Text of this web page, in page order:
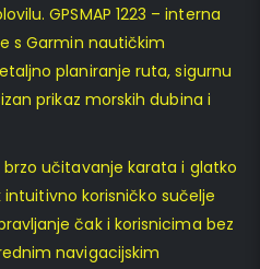
GPSMAP 1223 – interna
s Garmin nautičkim
planiranje ruta, sigurnu
prikaz morskih dubina i
učitavanje karata i glatko
korisničko sučelje
čak i korisnicima bez
navigacijskim